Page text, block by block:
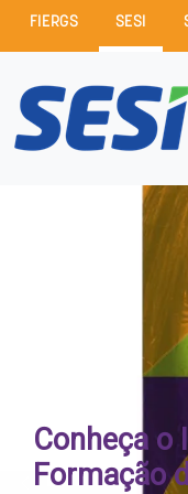
FIERGS SESI
Conheça o
Formação